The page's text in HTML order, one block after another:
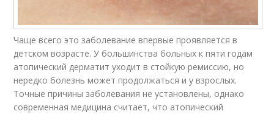
Чаще всего это заболевание впервые проявляется в
детском возрасте. У большинства больных к пяти годам
атопический дерматит уходит в стойкую ремиссию, но
нередко болезнь может продолжаться и у взрослых.
Точные причины заболевания не установлены, однако
современная медицина считает, что атопический